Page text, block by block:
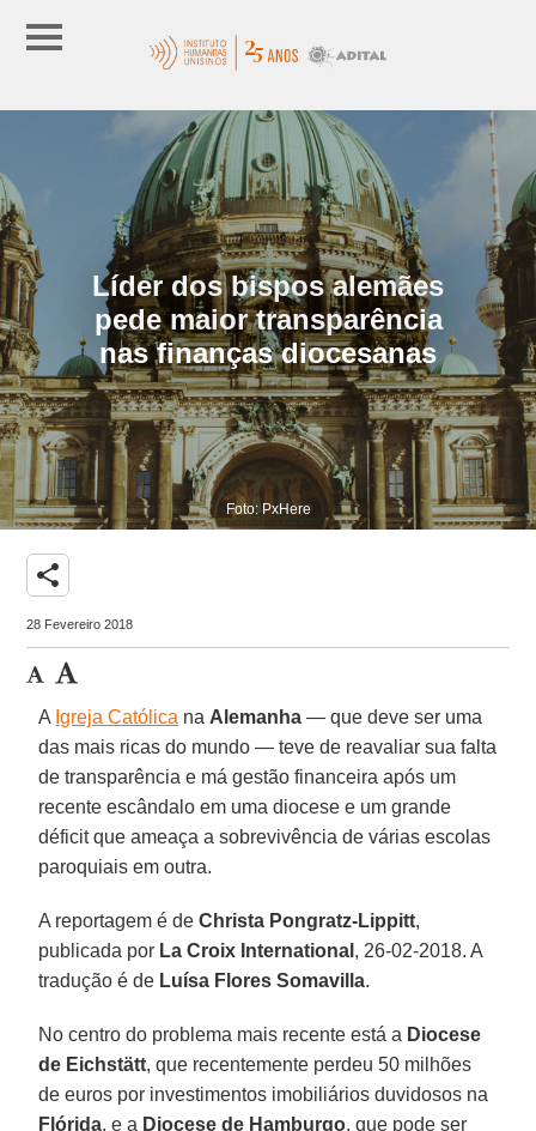
Líder dos bispos alemães
pede maior transparência
nas finanças diocesanas
Foto: PxHere
share
28 Fevereiro 2018
A Igreja Católica na Alemanha — que deve ser uma
das mais ricas do mundo — teve de reavaliar sua falta
de transparência e má gestão financeira após um
recente escândalo em uma diocese e um grande
déficit que ameaça a sobrevivência de várias escolas
paroquiais em outra.
A reportagem é de Christa Pongratz-Lippitt,
publicada por La Croix International , 26-02-2018. A
tradução é de Luísa Flores Somavilla.
No centro do problema mais recente está a Diocese
de Eichstätt, que recentemente perdeu 50 milhões
de euros por investimentos imobiliários duvidosos na
Flórida, e a Diocese de Hamburgo, que pode ser